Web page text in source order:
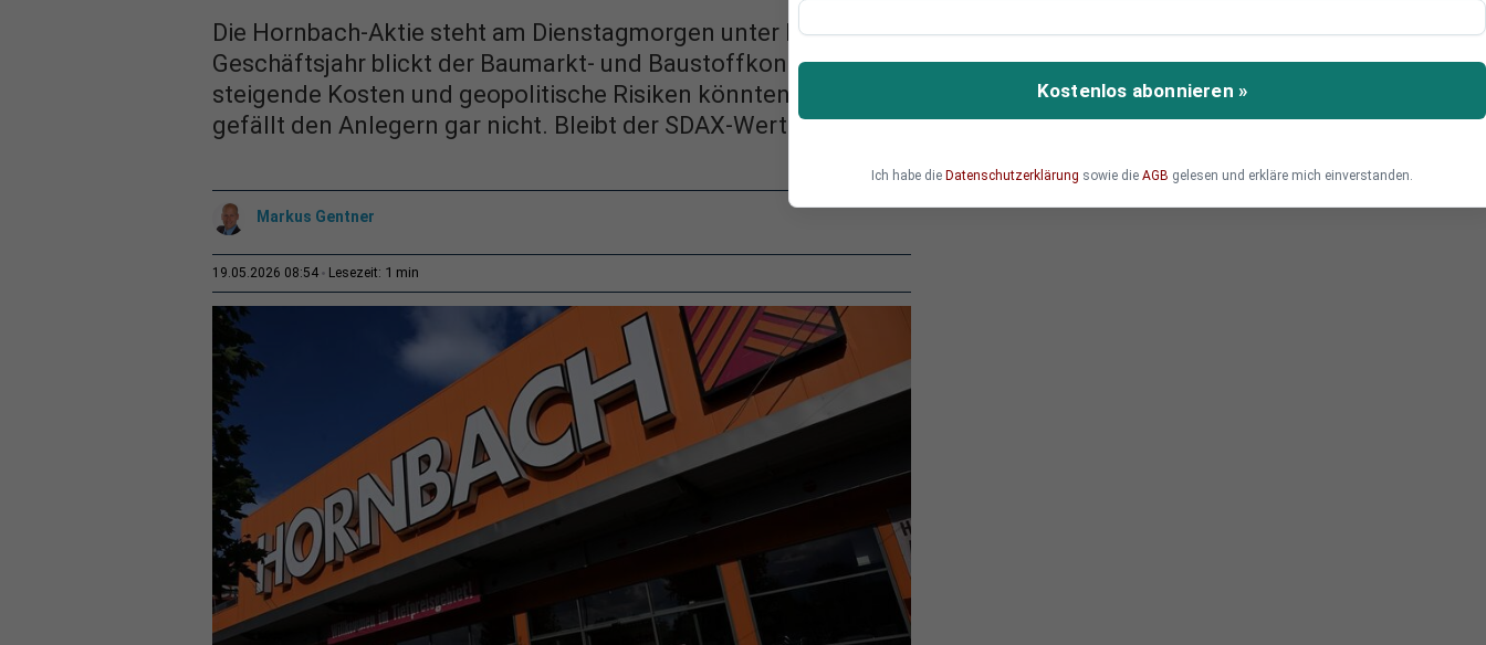
Die Hornbach-Aktie steht am Dienstagmorgen unter Druck: Trotz eines soliden Starts ins neue
Geschäftsjahr blickt der Baumarkt- und Baustoffkonzern vorsichtig nach vorne. Vor allem
steigende Kosten und geopolitische Risiken könnten die weitere Entwicklung belasten. Das
gefällt den Anlegern gar nicht. Bleibt der SDAX-Wert trotzdem attraktiv?
Markus Gentner
19.05.2026 08:54 Lesezeit: 1 min
Kostenlos abonnieren »
Ich habe die Datenschutzerklärung sowie die AGB gelesen und erkläre mich einverstanden.